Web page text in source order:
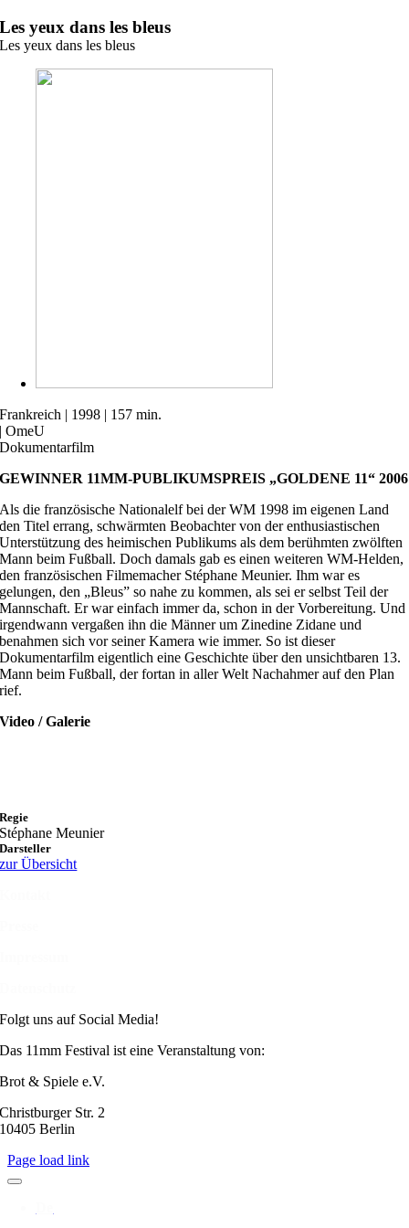
Zum
Inhalt
springen
Les yeux dans les bleus
Les yeux dans les bleus
Frankreich | 1998 | 157 min.
| OmeU
Dokumentarfilm
GEWINNER 11MM-PUBLIKUMSPREIS „GOLDENE 11“ 2006
Als die französische Nationalelf bei der WM 1998 im eigenen Land
den Titel errang, schwärmten Beobachter von der enthusiastischen
Unterstützung des heimischen Publikums als dem berühmten zwölften
Mann beim Fußball. Doch damals gab es einen weiteren WM-Helden,
den französischen Filmemacher Stéphane Meunier. Ihm war es
gelungen, den „Bleus” so nahe zu kommen, als sei er selbst Teil der
Mannschaft. Er war einfach immer da, schon in der Vorbereitung. Und
irgendwann vergaßen ihn die Männer um Zinedine Zidane und
benahmen sich vor seiner Kamera wie immer. So ist dieser
Dokumentarfilm eigentlich eine Geschichte über den unsichtbaren 13.
Mann beim Fußball, der fortan in aller Welt Nachahmer auf den Plan
rief.
Video / Galerie
Regie
Stéphane Meunier
Darsteller
zur Übersicht
Folgt uns auf Social Media!
Das 11mm Festival ist eine Veranstaltung von:
Brot & Spiele e.V.
Christburger Str. 2
10405 Berlin
Page load link